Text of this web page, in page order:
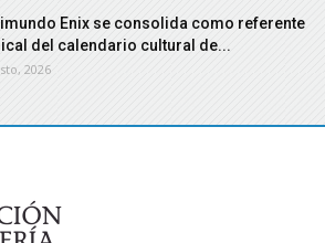
Enix se consolida como referente
del calendario cultural de...
2026